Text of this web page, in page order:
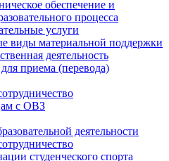
обеспечение и
процесса
услуги
виды материальной поддержки
деятельность
приема (перевода)
с ОВЗ
деятельности
студенческого спорта